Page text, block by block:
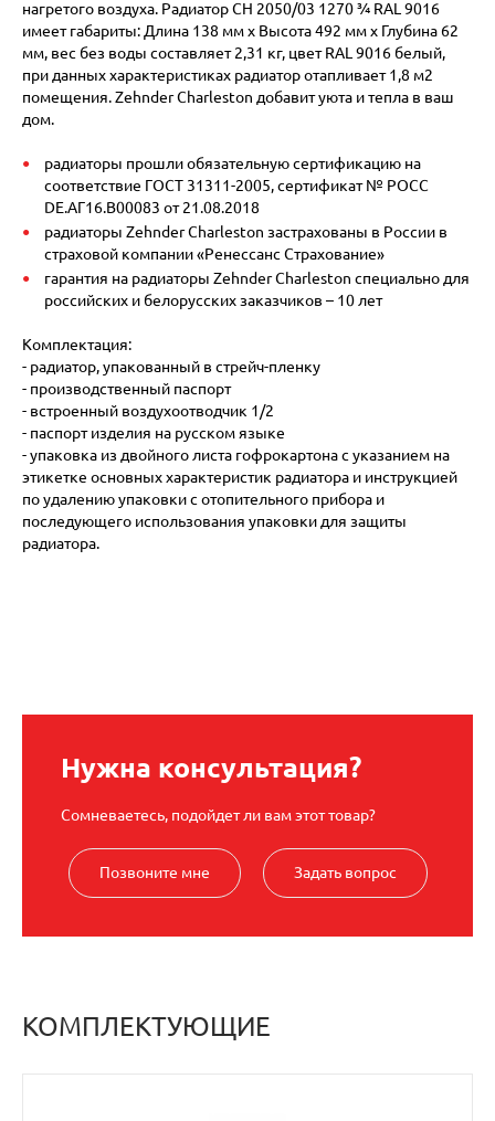
нагретого воздуха. Радиатор CH 2050/03 1270 ¾ RAL 9016
имеет габариты: Длина 138 мм х Высота 492 мм х Глубина 62
мм, вес без воды составляет 2,31 кг, цвет RAL 9016 белый,
при данных характеристиках радиатор отапливает 1,8 м2
помещения. Zehnder Charleston добавит уюта и тепла в ваш
дом.
радиаторы прошли обязательную сертификацию на
соответствие ГОСТ 31311-2005, сертификат № POCC
DE.АГ16.В00083 от 21.08.2018
радиаторы Zehnder Charleston застрахованы в России в
страховой компании «Ренессанс Страхование»
гарантия на радиаторы Zehnder Charleston специально для
российских и белорусских заказчиков – 10 лет
Комплектация:
- радиатор, упакованный в стрейч-пленку
- производственный паспорт
- встроенный воздухоотводчик 1/2
- паспорт изделия на русском языке
- упаковка из двойного листа гофрокартона с указанием на
этикетке основных характеристик радиатора и инструкцией
по удалению упаковки с отопительного прибора и
последующего использования упаковки для защиты
радиатора.
Нужна консультация?
Сомневаетесь, подойдет ли вам этот товар?
Позвоните мне Задать вопрос
КОМПЛЕКТУЮЩИЕ